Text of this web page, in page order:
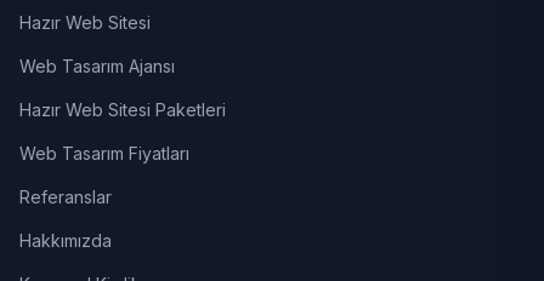
Hazır Web Sitesi
Web Tasarım Ajansı
Hazır Web Sitesi Paketleri
Web Tasarım Fiyatları
Referanslar
Hakkımızda